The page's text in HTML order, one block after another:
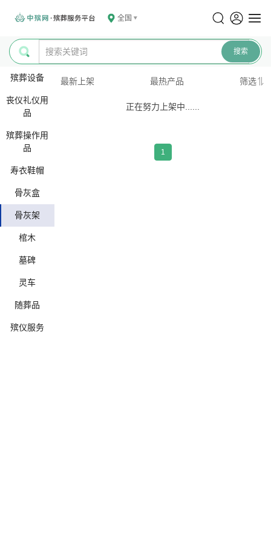
全国
殡葬设备
丧仪礼仪用
品
殡葬操作用
品
寿衣鞋帽
骨灰盒
骨灰架
棺木
墓碑
灵车
随葬品
殡仪服务
最新上架 最热产品 筛选
正在努力上架中......
1